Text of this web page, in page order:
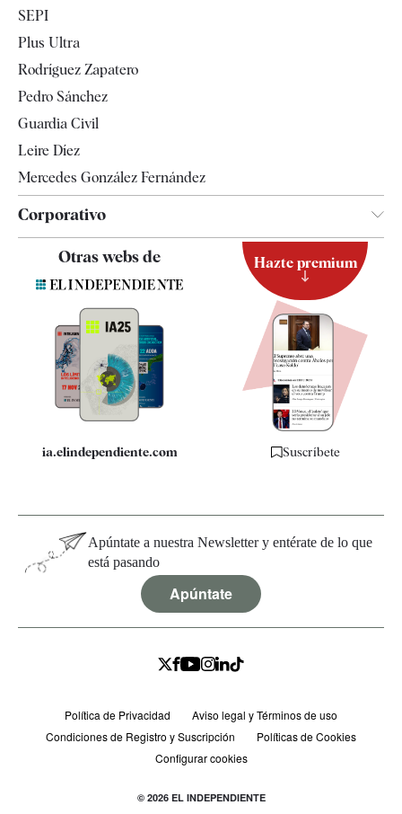
Televisión
SEPI
Plus Ultra
Rodríguez Zapatero
Pedro Sánchez
Guardia Civil
Leire Díez
Mercedes González Fernández
Corporativo
Contacto
Quiénes somos
Especificaciones
Otras webs de
ia.elindependiente.com
Hazte premium
Suscríbete
Apúntate a nuestra Newsletter y entérate de lo que
está pasando
Apúntate
Política de Privacidad
Aviso legal y Términos de uso
Condiciones de Registro y Suscripción
Políticas de Cookies
Configurar cookies
© 2026 EL INDEPENDIENTE